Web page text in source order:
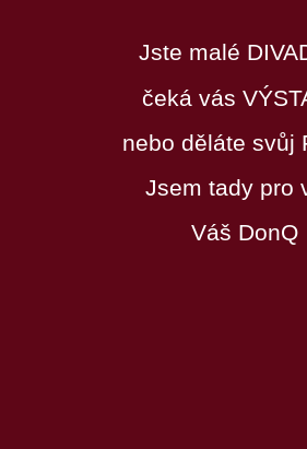
Jste malé
čeká vás
nebo děláte svůj
Jsem tady pro
Váš DonQ